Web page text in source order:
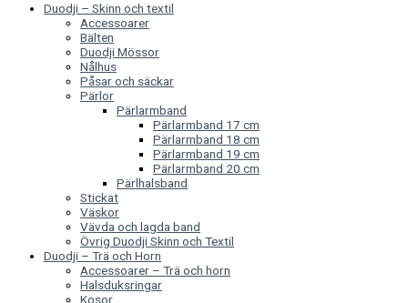
Duodji – Skinn och textil
Accessoarer
Bälten
Duodji Mössor
Nålhus
Påsar och säckar
Pärlor
Pärlarmband
Pärlarmband 17 cm
Pärlarmband 18 cm
Pärlarmband 19 cm
Pärlarmband 20 cm
Pärlhalsband
Stickat
Väskor
Vävda och lagda band
Övrig Duodji Skinn och Textil
Duodji – Trä och Horn
Accessoarer – Trä och horn
Halsduksringar
Kosor